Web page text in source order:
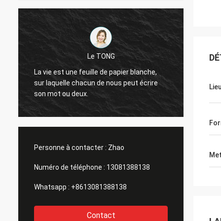
Le TONG
La vie est une feuille de papier blanche,
sur laquelle chacun de nous peut écrire
son mot ou deux.
pour
Personne à contacter : Zhao
Numéro de téléphone : 13081388138
Whatsapp : +8613081388138
Contact